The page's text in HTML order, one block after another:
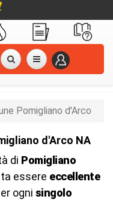
Pomigliano d'Arco
d'Arco NA
di Pomigliano
essere eccellente
ogni singolo